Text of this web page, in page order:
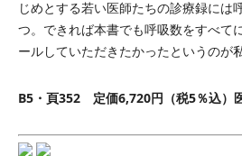
じめとする若い医師たちの診療録には
つ。できれば本書でも呼吸数をすべて
ールしていただきたかったというのが
B5・頁352 定価6,720円（税5％込）